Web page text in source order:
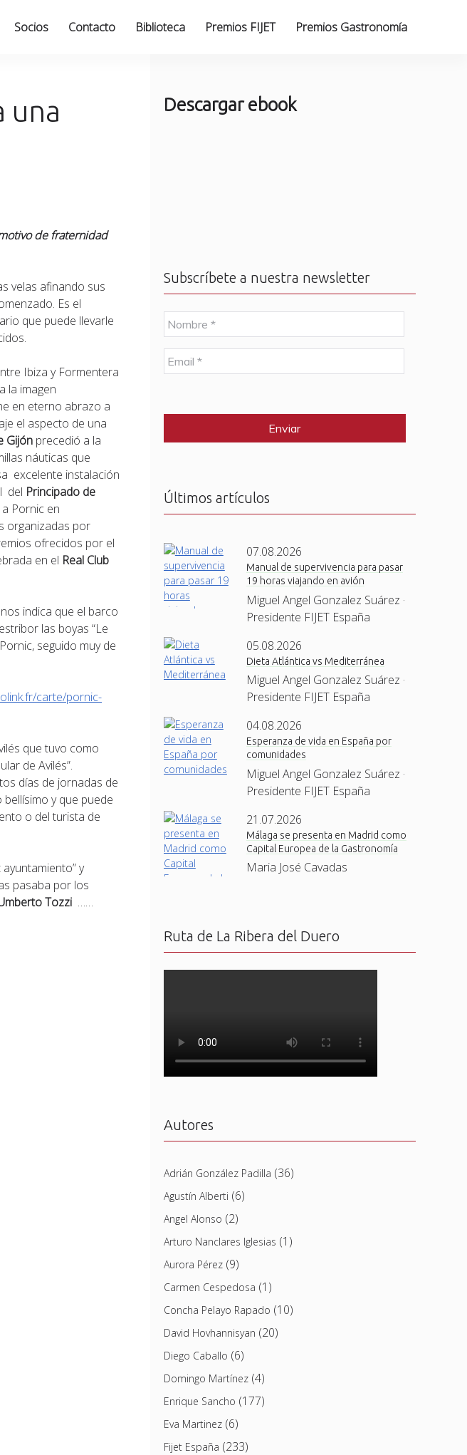
Socios Contacto Biblioteca Premios FIJET Premios Gastronomía
una
de fraternidad
velas afinando sus
Es el
que puede llevarle
Ibiza y Formentera
la imagen
en eterno abrazo a
el aspecto de una
Gijón precedió a la
náuticas que
excelente instalación
del Principado de
Pornic en
organizadas por
ofrecidos por el
en el Real Club
indica que el barco
las boyas “Le
seguido muy de
carte/pornic-
que tuvo como
de Avilés”.
días de jornadas de
y que puede
o del turista de
y
pasaba por los
Tozzi ……
Descargar ebook
Subscríbete a nuestra newsletter
N
o
m
b
r
E
m
l
Últimos artículos
07.08.2026
Manual de supervivencia para pasar
19 horas viajando en avión
Miguel Angel Gonzalez Suárez ·
Presidente FIJET España
05.08.2026
Dieta Atlántica vs Mediterránea
Miguel Angel Gonzalez Suárez ·
Presidente FIJET España
04.08.2026
Esperanza de vida en España por
comunidades
Miguel Angel Gonzalez Suárez ·
Presidente FIJET España
21.07.2026
Málaga se presenta en Madrid como
Capital Europea de la Gastronomía
Maria José Cavadas
Ruta de La Ribera del Duero
Autores
Adrián González Padilla (36)
Agustín Alberti (6)
Angel Alonso (2)
Arturo Nanclares Iglesias (1)
Aurora Pérez(9)
Carmen Cespedosa (1)
Concha Pelayo Rapado (10)
David Hovhannisyan (20)
Diego Caballo (6)
Domingo Martínez(4)
Enrique Sancho (177)
Eva Martinez(6)
Fijet España (233)